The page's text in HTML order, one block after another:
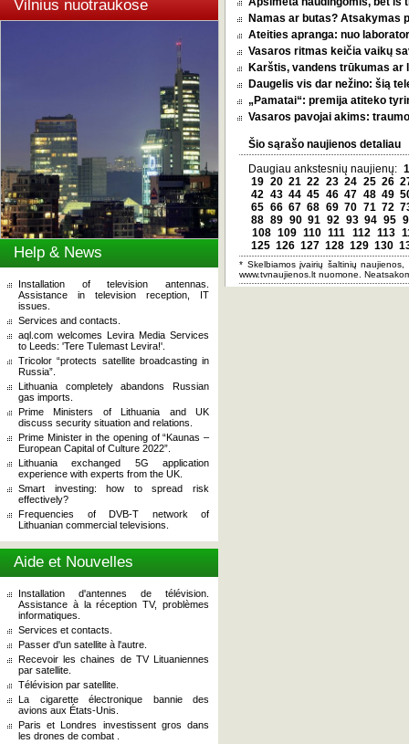
Vilnius nuotraukose
Help & News
Installation of television antennas.
Assistance in television reception, IT
issues.
Services and contacts.
aql.com welcomes Levira Media Services
to Leeds: 'Tere Tulemast Levira!'.
Tricolor “protects satellite broadcasting in
Russia”.
Lithuania completely abandons Russian
gas imports.
Prime Ministers of Lithuania and UK
discuss security situation and relations.
Prime Minister in the opening of “Kaunas –
European Capital of Culture 2022”.
Lithuania exchanged 5G application
experience with experts from the UK.
Smart investing: how to spread risk
effectively?
Frequencies of DVB-T network of
Lithuanian commercial televisions.
Aide et Nouvelles
Installation d'antennes de télévision.
Assistance à la réception TV, problèmes
informatiques.
Services et contacts.
Passer d'un satellite à l'autre.
Recevoir les chaines de TV Lituaniennes
par satellite.
Télévision par satellite.
La cigarette électronique bannie des
avions aux États-Unis.
Paris et Londres investissent gros dans
les drones de combat .
Namas ar butas? Atsakymas
Ateities apranga: nuo
Vasaros ritmas keičia vaikų
Karštis, vandens trūkumas ar
Daugelis vis dar nežino: šią
„Pamatai“: premija atiteko
Vasaros pavojai akims:
Šio sąrašo naujienos detaliau
Daugiau ankstesnių naujienų: 1
19 20 21 22 23 24 25 26
42 43 44 45 46 47 48 49
65 66 67 68 69 70 71 72
88 89 90 91 92 93 94 95
108 109 110 111 112 113
125 126 127 128 129 130
* Skelbiamos įvairių šaltinių
www.tvnaujienos.lt nuomone.